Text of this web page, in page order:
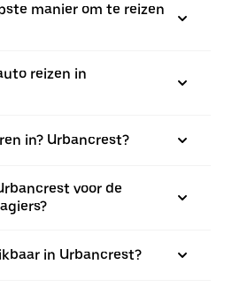
manier om te reizen
reizen in
in? Urbancrest?
voor de
in Urbancrest?